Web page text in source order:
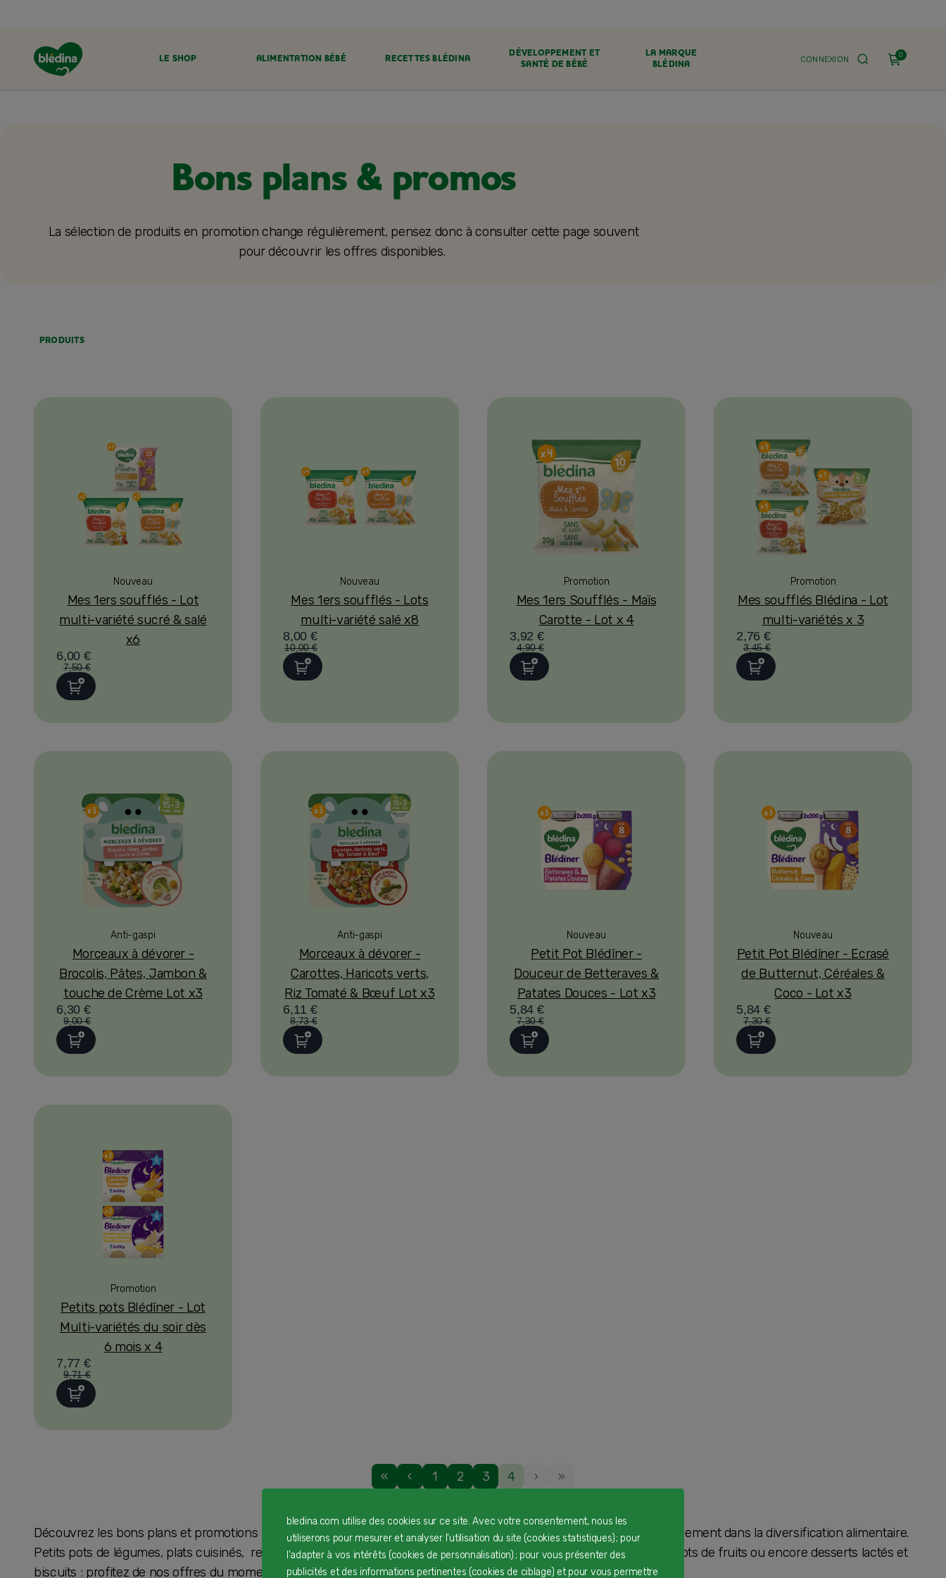
CONNEXION 0
LE SHOP ALIMENTATION BÉBÉ RECETTES BLÉDINA
DÉVELOPPEMENT ET
SANTÉ DE BÉBÉ
LA MARQUE
BLÉDINA
LE SHOP
Bons plans & promos
La sélection de produits en promotion change régulièrement, pensez donc à consulter cette page souvent
pour découvrir les offres disponibles.
PRODUITS
Nouveau
Mes 1ers soufflés - Lot
multi-variété sucré & salé
x6
6,00 €
7,50 €
Nouveau
Mes 1ers soufflés - Lots
multi-variété salé x8
8,00 €
10,00 €
Promotion
Mes 1ers Soufflés - Maïs
Carotte - Lot x 4
3,92 €
4,90 €
Promotion
Mes soufflés Blédina - Lot
multi-variétés x 3
2,76 €
3,45 €
Anti-gaspi
Morceaux à dévorer -
Brocolis, Pâtes, Jambon &
touche de Crème Lot x3
6,30 €
9,00 €
Anti-gaspi
Morceaux à dévorer -
Carottes, Haricots verts,
Riz Tomaté & Bœuf Lot x3
6,11 €
8,73 €
Nouveau
Petit Pot Blédîner -
Douceur de Betteraves &
Patates Douces - Lot x3
5,84 €
7,30 €
Nouveau
Petit Pot Blédîner - Ecrasé
de Butternut, Céréales &
Coco - Lot x3
5,84 €
7,30 €
Promotion
Petits pots Blédîner - Lot
Multi-variétés du soir dès
6 mois x 4
7,77 €
9,71 €
« ‹ 1 2 3 4 › »
Découvrez les bons plans et promotions Blédina sur une sélection de produits pour bébé, selon son âge et son avancement dans la diversification alimentaire.
Petits pots de légumes, plats cuisinés, recettes associant légumes, féculents, viande ou poisson, gourdes ou petits pots de fruits ou encore desserts lactés et
biscuits : profitez de nos offres du moment pour commander en ligne à prix avantageux.
bledina.com utilise des cookies sur ce site. Avec votre consentement, nous les
utiliserons pour mesurer et analyser l'utilisation du site (cookies statistiques) ; pour
l'adapter à vos intérêts (cookies de personnalisation) ; pour vous présenter des
publicités et des informations pertinentes (cookies de ciblage) et pour vous permettre